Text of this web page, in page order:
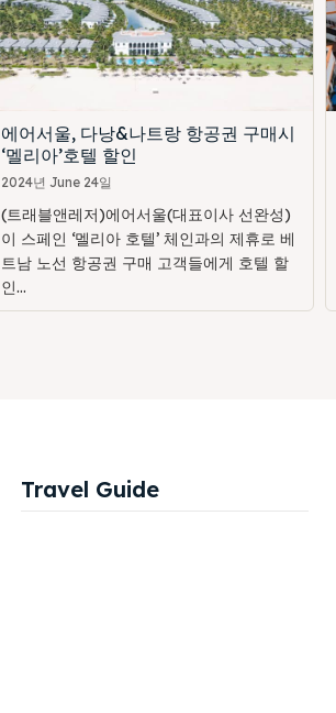
에어서울, 다낭&나트랑 항공권 구매시
‘멜리아’호텔 할인
2024년 June 24일
(트래블앤레저)에어서울(대표이사 선완성)
이 스페인 ‘멜리아 호텔’ 체인과의 제휴로 베
트남 노선 항공권 구매 고객들에게 호텔 할
인...
Travel Guide